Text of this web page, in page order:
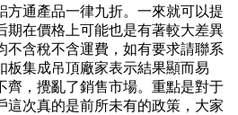
方通產品一律九折。一來就可以提
期在價格上可能也是有著較大差異
不含稅不含運費，如有要求請聯系
板集成吊頂廠家表示結果顯而易
齊，攪亂了銷售市場。重點是對于
這次真的是前所未有的政策，大家